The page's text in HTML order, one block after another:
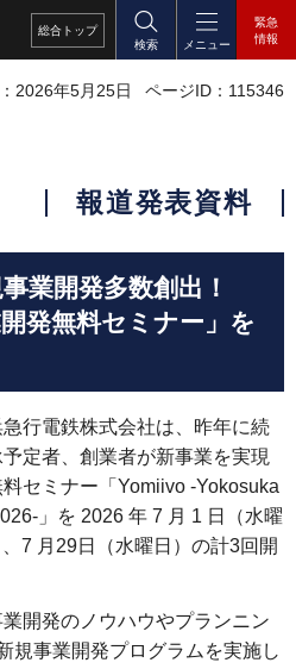
総合 トップ
検索
メニュー
緊急
情報
2026年5月25日 ページID：115346
報道発表資料
業開発多数創出！
開発無料セミナー」を
行電鉄株式会社は、昨年に続
定者、創業者が新事業を実現
セミナー「Yomiivo -Yokosuka
」を 2026 年 7 月 1 日（水曜
7 月29日（水曜日）の計3回開
開発のノウハウやプランニン
規事業開発プログラムを実施し